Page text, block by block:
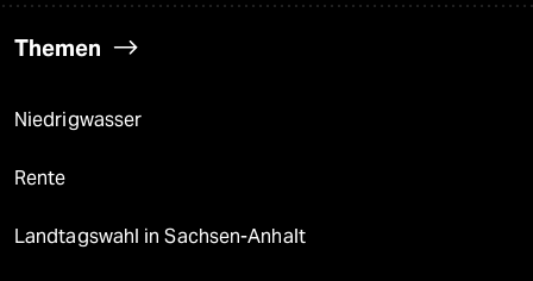
Themen
Niedrigwasser
Rente
Landtagswahl in Sachsen-Anhalt